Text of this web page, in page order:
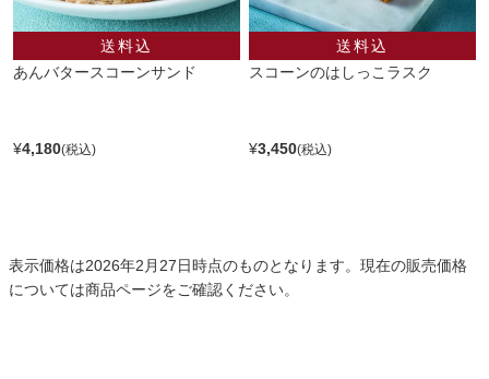
あんバタースコーンサンド
¥4,180
スコーンのはしっこラスク
¥3,450
表示価格は2026年2月27日時点のものとなります。現在の販売価格
については商品ページをご確認ください。